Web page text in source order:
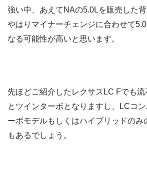
強い中、あえてNAの5.0Lを販売した背
やはりマイナーチェンジに合わせて
なる可能性が高いと思います。
先ほどご紹介したレクサスLC Fでも
とツインターボとなりますし、LCコ
ーボモデルもしくはハイブリッドのみ
もあるでしょう。